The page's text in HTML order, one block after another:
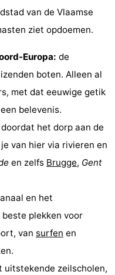
van de Vlaamse
ziet opdoemen.
Europa: de
boten. Alleen al
met dat eeuwige getik
belevenis.
doordat het dorp aan de
van hier via rivieren en
en zelfs Brugge, Gent
en het
plekken voor
van surfen en
uitstekende zeilscholen,